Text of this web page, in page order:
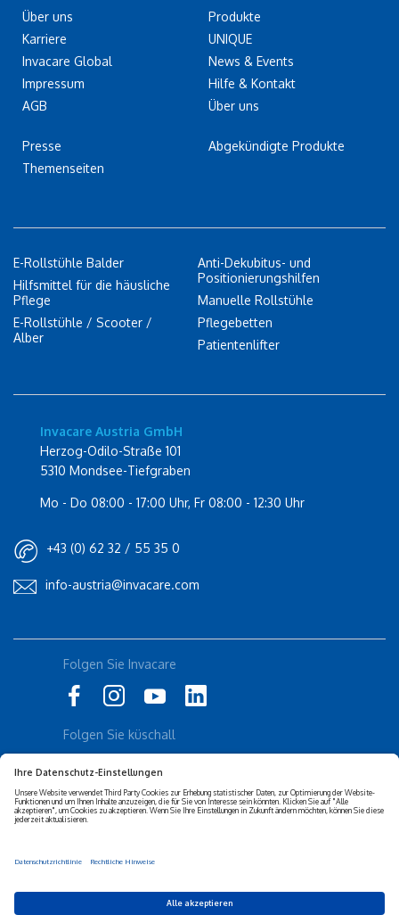
Über uns
Karriere
Invacare Global
Impressum
AGB
Presse
Themenseiten
Produkte
UNIQUE
News & Events
Hilfe & Kontakt
Über uns
Abgekündigte Produkte
E-Rollstühle Balder
Hilfsmittel für die häusliche
Pflege
E-Rollstühle / Scooter /
Alber
Anti-Dekubitus- und
Positionierungshilfen
Manuelle Rollstühle
Pflegebetten
Patientenlifter
Invacare Austria GmbH
Herzog-Odilo-Straße 101
5310 Mondsee-Tiefgraben
Mo - Do 08:00 - 17:00 Uhr, Fr 08:00 - 12:30 Uhr
+43 (0) 62 32 / 55 35 0
info-austria@invacare.com
Barrierefreiheits-erklärung
Folgen Sie Invacare
Folgen Sie küschall
Rolli-Community
Instagram
Küschall